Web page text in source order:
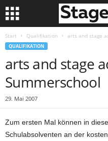
Start Qualifikation arts and stage
QUALIFIKATION
arts and stage
Summerschool
29. Mai 2007
Zum ersten Mal können in
Schulabsolventen an der